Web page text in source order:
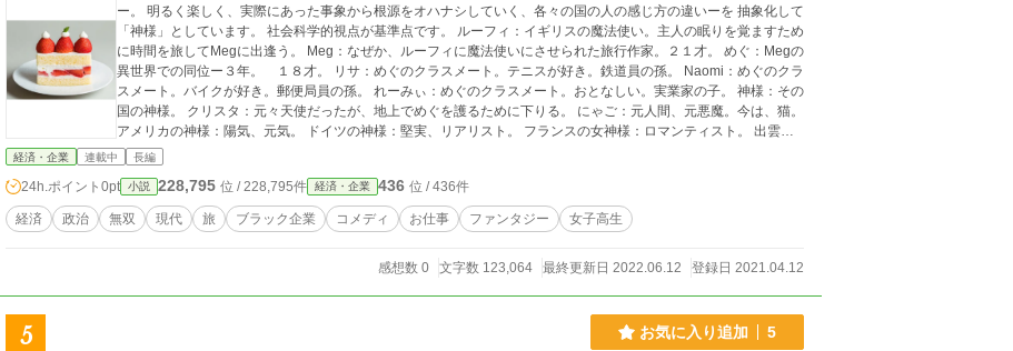
ー。 明るく楽しく、実際にあった事象から根源をオハナシしていく、各々の国の人の感じ方の違いーを 抽象化して
「神様」としています。 社会科学的視点が基準点です。 ルーフィ：イギリスの魔法使い。主人の眠りを覚ますため
に時間を旅してMegに出逢う。 Meg：なぜか、ルーフィに魔法使いにさせられた旅行作家。２１才。 めぐ：Megの
異世界での同位ー３年。 １８才。 リサ：めぐのクラスメート。テニスが好き。鉄道員の孫。 Naomi：めぐのクラ
スメート。バイクが好き。郵便局員の孫。 れーみぃ：めぐのクラスメート。おとなしい。実業家の子。 神様：その
国の神様。 クリスタ：元々天使だったが、地上でめぐを護るために下りる。 にゃご：元人間、元悪魔。今は、猫。
アメリカの神様：陽気、元気。 ドイツの神様：堅実、リアリスト。 フランスの女神様：ロマンティスト。 出雲の
神様：愛のある人。
経済・企業 連載中 長編
24h.ポイント 0pt 小説 228,795 位 / 228,795件 経済・企業 436 位 / 436件
経済 政治 無双 現代 旅 ブラック企業 コメディ お仕事 ファンタジー 女子高生
感想数 0 文字数 123,064 最終更新日 2022.06.12 登録日 2021.04.12
5 お気に入り追加 5